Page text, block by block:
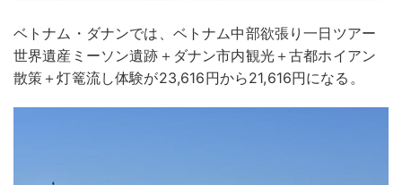
ベトナム・ダナンでは、ベトナム中部欲張り一日ツアー
世界遺産ミーソン遺跡＋ダナン市内観光＋古都ホイアン
散策＋灯篭流し体験が23,616円から21,616円になる。